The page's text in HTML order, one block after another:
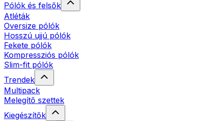
Pólók és felsők
Atléták
Oversize pólók
Hosszú ujjú pólók
Fekete pólók
Kompressziós pólók
Slim-fit pólók
Trendek
Multipack
Melegítő szettek
Kiegészítők